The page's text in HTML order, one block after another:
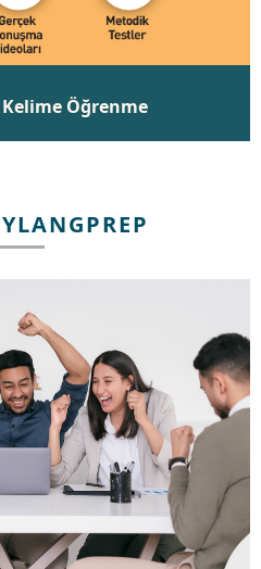
Kelime Öğrenme